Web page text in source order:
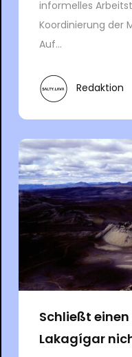
informelles
Koordinierung der
Auf...
Redaktion
Schließt
Lakagígar